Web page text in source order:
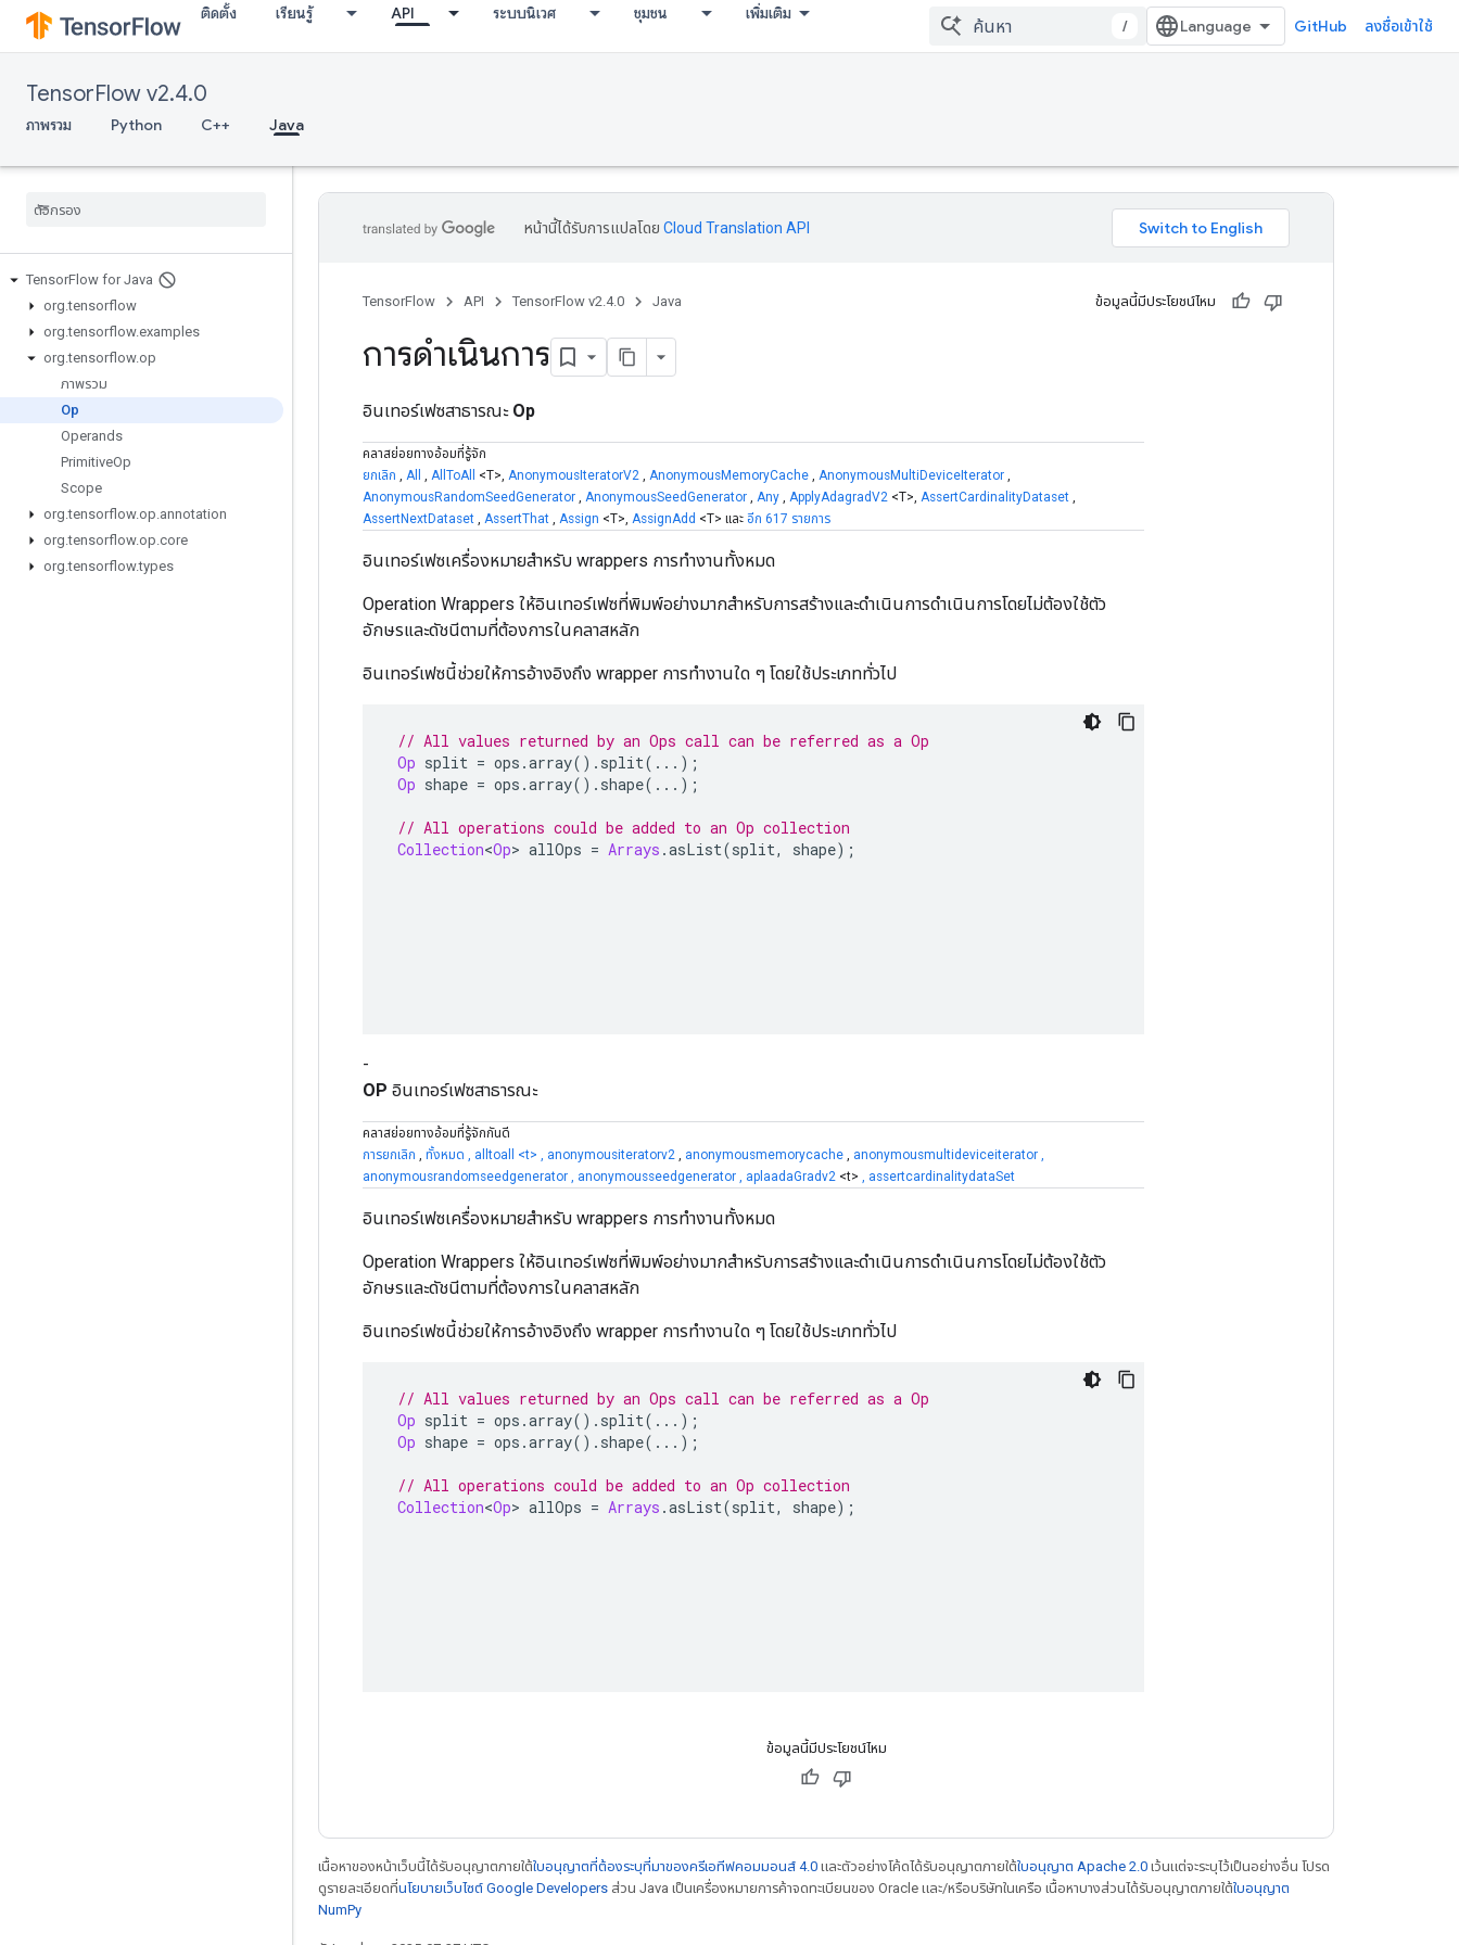
ติดตั้ง เรียนรู้ API ระบบนิเวศ ชุมชน เพิ่มเติม
/ GitHub ลงชื่อเข้าใช้
TensorFlow v2.4.0
ภาพรวม Python C++ Java
TensorFlow for Java
org.tensorflow
org.tensorflow.examples
org.tensorflow.op
ภาพรวม
Op
Operands
PrimitiveOp
Scope
org.tensorflow.op.annotation
org.tensorflow.op.core
org.tensorflow.types
หน้านี้ได้รับการแปลโดย Cloud Translation API
TensorFlow API TensorFlow v2.4.0 Java ข้อมูลนี้มีประโยชน์ไหม
การดําเนินการ
อินเทอร์เฟซสาธารณะ Op
คลาสย่อยทางอ้อมที่รู้จัก
ยกเลิก , All , AllToAll <T>, AnonymousIteratorV2 , AnonymousMemoryCache , AnonymousMultiDeviceIterator ,
AnonymousRandomSeedGenerator , AnonymousSeedGenerator , Any , ApplyAdagradV2 <T>, AssertCardinalityDataset ,
AssertNextDataset , AssertThat , Assign <T>, AssignAdd <T> และ อีก 617 รายการ
อินเทอร์เฟซเครื่องหมายสำหรับ wrappers การทำงานทั้งหมด
Operation Wrappers ให้อินเทอร์เฟซที่พิมพ์อย่างมากสำหรับการสร้างและดำเนินการดำเนินการโดยไม่ต้องใช้ตัว
อักษรและดัชนีตามที่ต้องการในคลาสหลัก
อินเทอร์เฟซนี้ช่วยให้การอ้างอิงถึง wrapper การทำงานใด ๆ โดยใช้ประเภททั่วไป
// All values returned by an Ops call can be referred as a Op
Op split = ops .array(). split(...);
Op shape = ops .array(). shape(...);
// All operations could be added to an Op collection
Collection<Op> allOps = Arrays .asList(split, shape);
-
OP อินเทอร์เฟซสาธารณะ
คลาสย่อยทางอ้อมที่รู้จักกันดี
การยกเลิก , ทั้งหมด , alltoall <t> , anonymousiteratorv2 , anonymousmemorycache , anonymousmultideviceiterator ,
anonymousrandomseedgenerator , anonymousseedgenerator , aplaadaGradv2 <t> , assertcardinalitydataSet
อินเทอร์เฟซเครื่องหมายสำหรับ wrappers การทำงานทั้งหมด
Operation Wrappers ให้อินเทอร์เฟซที่พิมพ์อย่างมากสำหรับการสร้างและดำเนินการดำเนินการโดยไม่ต้องใช้ตัว
อักษรและดัชนีตามที่ต้องการในคลาสหลัก
อินเทอร์เฟซนี้ช่วยให้การอ้างอิงถึง wrapper การทำงานใด ๆ โดยใช้ประเภททั่วไป
// All values returned by an Ops call can be referred as a Op
Op split = ops .array(). split(...);
Op shape = ops .array(). shape(...);
// All operations could be added to an Op collection
Collection<Op> allOps = Arrays .asList(split, shape);
ข้อมูลนี้มีประโยชน์ไหม
เนื้อหาของหน้าเว็บนี้ได้รับอนุญาตภายใต้ใบอนุญาตที่ต้องระบุที่มาของครีเอทีฟคอมมอนส์ 4.0 และตัวอย่างโค้ดได้รับอนุญาตภายใต้ใบอนุญาต Apache 2.0 เว้นแต่จะระบุไว้เป็นอย่างอื่น โปรด
ดูรายละเอียดที่นโยบายเว็บไซต์ Google Developers ส่วน Java เป็นเครื่องหมายการค้าจดทะเบียนของ Oracle และ/หรือบริษัทในเครือ เนื้อหาบางส่วนได้รับอนุญาตภายใต้ใบอนุญาต
NumPy